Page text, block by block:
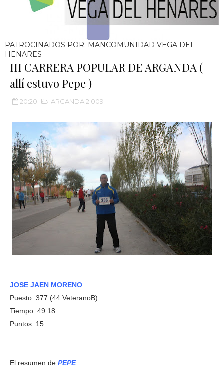
PATROCINADOS POR: MANCOMUNIDAD VEGA DEL
HENARES
III CARRERA POPULAR DE ARGANDA (
allí estuvo Pepe )
20:20 ARGANDA 2.009
JOSE JAEN MORENO
Puesto: 377 (44 VeteranoB)
Tiempo: 49:18
Puntos: 15.
El resumen de PEPE: